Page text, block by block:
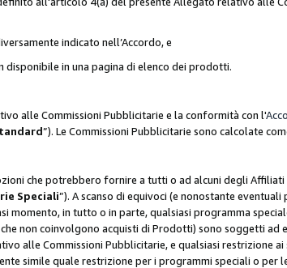
indicato nell’Accordo, e
in una pagina di elenco dei prodotti.
alle Commissioni Pubblicitarie e la conformità con l'
”). Le Commissioni Pubblicitarie sono calcolate
che potrebbero fornire a tutti o ad alcuni degli
Speciali”). A scanso di equivoci (e nonostante
momento, in tutto o in parte, qualsiasi programma
non coinvolgono acquisti di Prodotti) sono soggetti ad
alle Commissioni Pubblicitarie, e qualsiasi restrizione
simile quale restrizione per i programmi speciali o per